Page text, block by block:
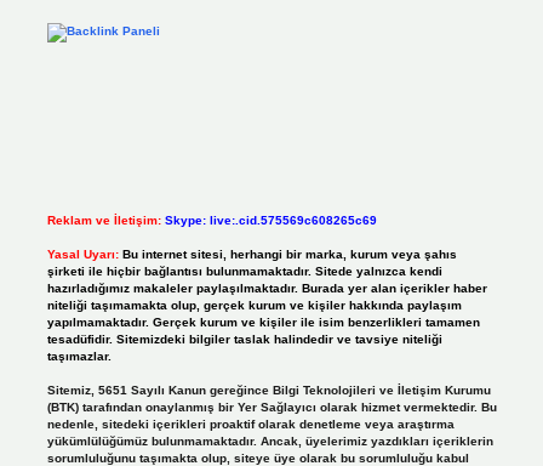
Reklam ve İletişim: Skype: live:.cid.575569c608265c69
Yasal Uyarı: Bu internet sitesi, herhangi bir marka, kurum veya şahıs
şirketi ile hiçbir bağlantısı bulunmamaktadır. Sitede yalnızca kendi
hazırladığımız makaleler paylaşılmaktadır. Burada yer alan içerikler haber
niteliği taşımamakta olup, gerçek kurum ve kişiler hakkında paylaşım
yapılmamaktadır. Gerçek kurum ve kişiler ile isim benzerlikleri tamamen
tesadüfidir. Sitemizdeki bilgiler taslak halindedir ve tavsiye niteliği
taşımazlar.
Sitemiz, 5651 Sayılı Kanun gereğince Bilgi Teknolojileri ve İletişim Kurumu
(BTK) tarafından onaylanmış bir Yer Sağlayıcı olarak hizmet vermektedir. Bu
nedenle, sitedeki içerikleri proaktif olarak denetleme veya araştırma
yükümlülüğümüz bulunmamaktadır. Ancak, üyelerimiz yazdıkları içeriklerin
sorumluluğunu taşımakta olup, siteye üye olarak bu sorumluluğu kabul